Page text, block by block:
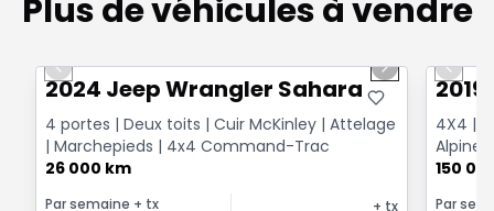
Plus de véhicules à vendre
Previous slide Next slide
2024 Jeep Wrangler Sahara
4 portes | Deux toits | Cuir McKinley | Attelage
| Marchepieds | 4x4 Command-Trac
26 000 km
Par semaine + tx + tx
4X4 |
Alpine
150
Par